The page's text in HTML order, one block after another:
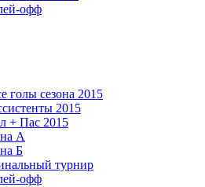
офф
голы сезона 2015
2015
+ Пас 2015
А
Б
турнир
офф